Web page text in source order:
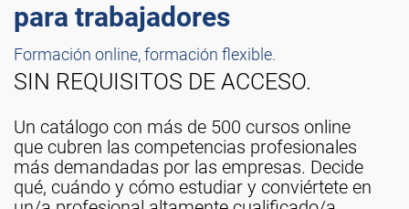
para trabajadores
Formación online, formación flexible.
SIN REQUISITOS DE ACCESO.
Un catálogo con más de 500 cursos online
que cubren las competencias profesionales
más demandadas por las empresas. Decide
qué, cuándo y cómo estudiar y conviértete en